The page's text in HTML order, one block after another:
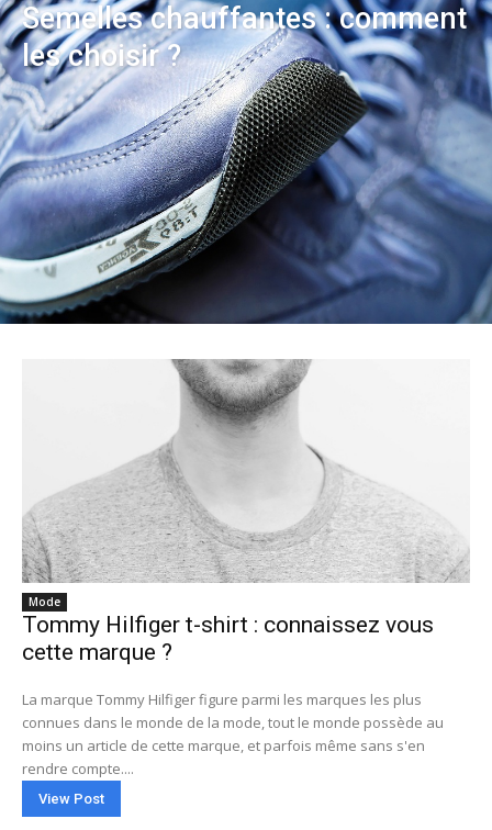
Semelles chauffantes : comment
les choisir ?
Mode
Tommy Hilfiger t-shirt : connaissez vous
cette marque ?
La marque Tommy Hilfiger figure parmi les marques les plus
connues dans le monde de la mode, tout le monde possède au
moins un article de cette marque, et parfois même sans s'en
rendre compte....
View Post